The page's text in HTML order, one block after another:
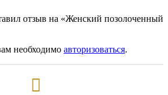
отзыв на «Женский позолоченный
необходимо авторизоваться.